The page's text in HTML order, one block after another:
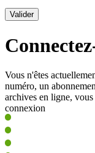
Valider
Vous n'êtes
numéro, un
archives en ligne,
connexion